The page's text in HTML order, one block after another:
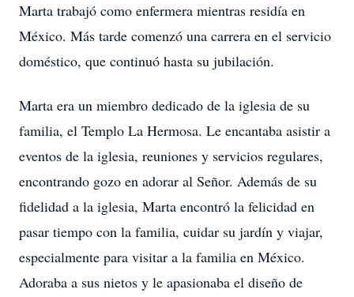
Marta trabajó como enfermera mientras residía en
México. Más tarde comenzó una carrera en el servicio
doméstico, que continuó hasta su jubilación.
Marta era un miembro dedicado de la iglesia de su
familia, el Templo La Hermosa. Le encantaba asistir a
eventos de la iglesia, reuniones y servicios regulares,
encontrando gozo en adorar al Señor. Además de su
fidelidad a la iglesia, Marta encontró la felicidad en
pasar tiempo con la familia, cuidar su jardín y viajar,
especialmente para visitar a la familia en México.
Adoraba a sus nietos y le apasionaba el diseño de